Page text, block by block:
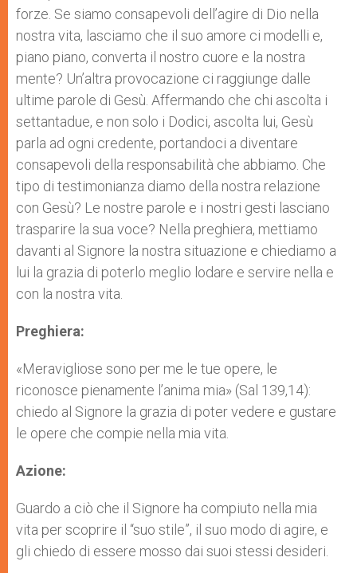
forze. Se siamo consapevoli dell’agire di Dio nella
nostra vita, lasciamo che il suo amore ci modelli e,
piano piano, converta il nostro cuore e la nostra
mente? Un’altra provocazione ci raggiunge dalle
ultime parole di Gesù. Affermando che chi ascolta i
settantadue, e non solo i Dodici, ascolta lui, Gesù
parla ad ogni credente, portandoci a diventare
consapevoli della responsabilità che abbiamo. Che
tipo di testimonianza diamo della nostra relazione
con Gesù? Le nostre parole e i nostri gesti lasciano
trasparire la sua voce? Nella preghiera, mettiamo
davanti al Signore la nostra situazione e chiediamo a
lui la grazia di poterlo meglio lodare e servire nella e
con la nostra vita.
Preghiera:
«Meravigliose sono per me le tue opere, le
riconosce pienamente l’anima mia» (Sal 139,14):
chiedo al Signore la grazia di poter vedere e gustare
le opere che compie nella mia vita.
Azione:
Guardo a ciò che il Signore ha compiuto nella mia
vita per scoprire il “suo stile”, il suo modo di agire, e
gli chiedo di essere mosso dai suoi stessi desideri.